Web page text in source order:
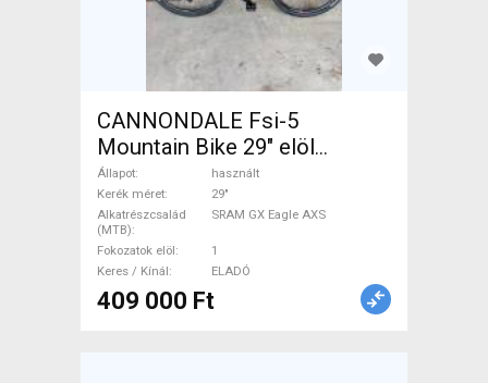
CANNONDALE Fsi-5
Mountain Bike 29" elöl
teleszkópos SRAM GX Eagle
AXS használt ELADÓ
Állapot
használt
Kerék méret
29"
Alkatrészcsalád
(MTB)
SRAM GX Eagle AXS
Fokozatok elöl
1
Keres / Kínál
ELADÓ
409 000 Ft